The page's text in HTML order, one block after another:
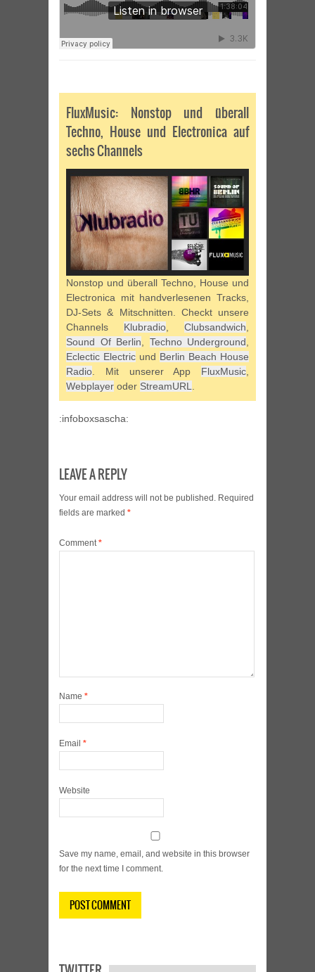
FluxMusic: Nonstop und überall
Techno, House und Electronica auf
sechs Channels
Nonstop und überall Techno, House und
Electronica mit handverlesenen Tracks,
DJ-Sets & Mitschnitten. Checkt unsere
Channels Klubradio Clubsandwich
Sound Of Berlin
Techno Underground
Eclectic Electric und Berlin Beach House
Radio . Mit unserer App FluxMusic
Webplayer oder StreamURL
:infoboxsascha:
LEAVE A REPLY
Your email address will not be published. Required
fields are marked *
Comment*
Name *
Email *
Website
Save my name, email, and website in this browser
for the next time I comment.